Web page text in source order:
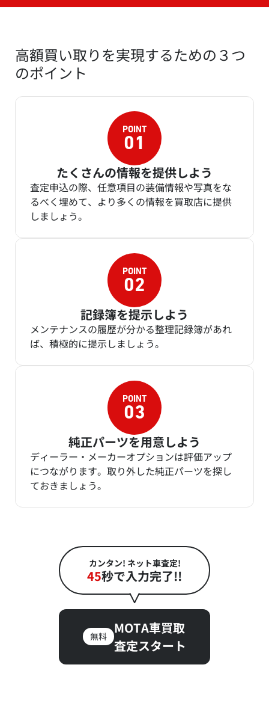
高額買い取りを実現するための３つ
のポイント
たくさんの情報を提供しよう
査定申込の際、任意項目の装備情報や写真をな
るべく埋めて、より多くの情報を買取店に提供
しましょう。
記録簿を提示しよう
メンテナンスの履歴が分かる整理記録簿があれ
ば、積極的に提示しましょう。
純正パーツを用意しよう
ディーラー・メーカーオプションは評価アップ
につながります。取り外した純正パーツを探し
ておきましょう。
カンタン! ネット車査定!
45秒で入力完了!!
無料
MOTA車買取
査定スタート